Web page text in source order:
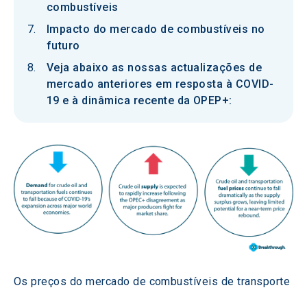
combustíveis
Impacto do mercado de combustíveis no
futuro
Veja abaixo as nossas actualizações de
mercado anteriores em resposta à COVID-
19 e à dinâmica recente da OPEP+:
Os preços do mercado de combustíveis de transporte